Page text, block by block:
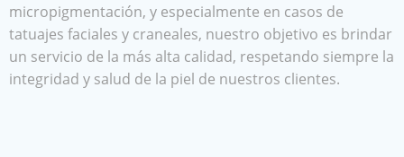
micropigmentación, y especialmente en casos de
tatuajes faciales y craneales, nuestro objetivo es brindar
un servicio de la más alta calidad, respetando siempre la
integridad y salud de la piel de nuestros clientes.